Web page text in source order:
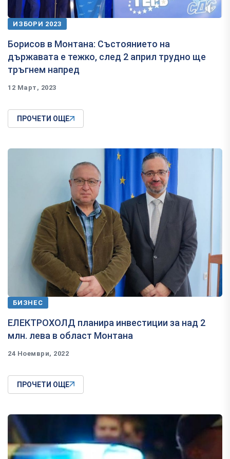
ИЗБОРИ 2023
Борисов в Монтана: Състоянието на
държавата е тежко, след 2 април трудно ще
тръгнем напред
12 Март, 2023
ПРОЧЕТИ ОЩЕ
БИЗНЕС
ЕЛЕКТРОХОЛД планира инвестиции за над 2
млн. лева в област Монтана
24 Ноември, 2022
ПРОЧЕТИ ОЩЕ